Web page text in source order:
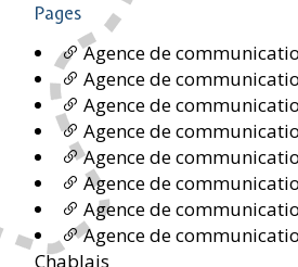
Pages
Agence de
Agence de
Agence de
Agence de
Agence de
Agence de
Agence de
Agence de
Chablais